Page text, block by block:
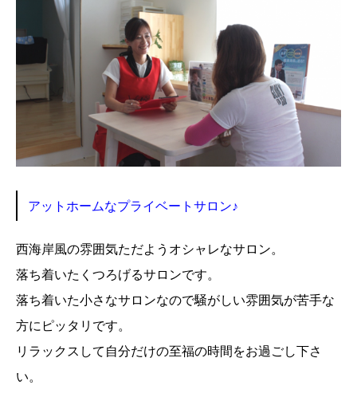
アットホームなプライベートサロン♪
西海岸風の雰囲気ただようオシャレなサロン。
落ち着いたくつろげるサロンです。
落ち着いた小さなサロンなので騒がしい雰囲気が苦手な
方にピッタリです。
リラックスして自分だけの至福の時間をお過ごし下さ
い。
予約・アクセス